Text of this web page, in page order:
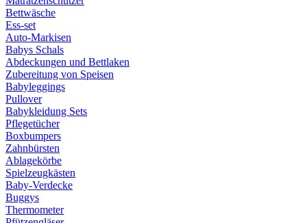
Bettwäsche
Ess-set
Auto-Markisen
Babys Schals
Abdeckungen und Bettlaken
Zubereitung von Speisen
Babyleggings
Pullover
Babykleidung Sets
Pflegetücher
Boxbumpers
Zahnbürsten
Ablagekörbe
Spielzeugkästen
Baby-Verdecke
Buggys
Thermometer